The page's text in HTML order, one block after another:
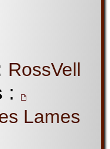
RossVell
:
Lames